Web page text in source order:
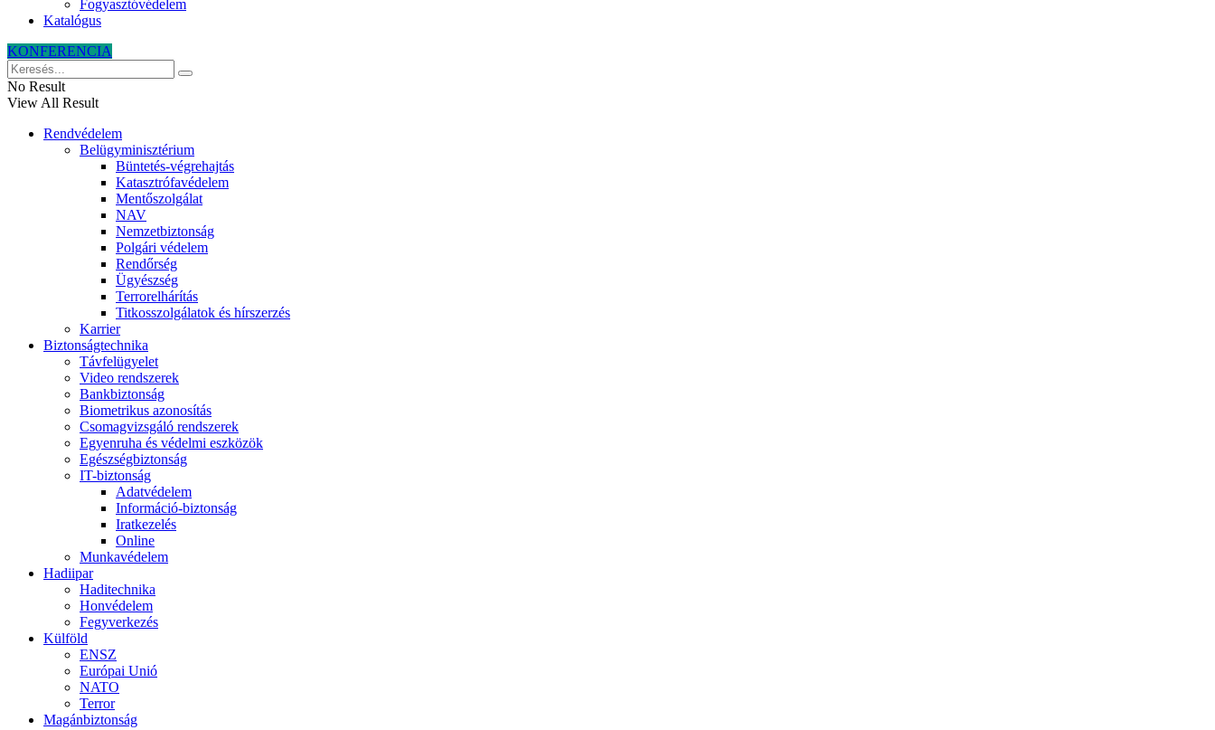
Fogyasztóvédelem
Katalógus
KONFERENCIA
No Result
View All Result
Rendvédelem
Belügyminisztérium
Büntetés-végrehajtás
Katasztrófavédelem
Mentőszolgálat
NAV
Nemzetbiztonság
Polgári védelem
Rendőrség
Ügyészség
Terrorelhárítás
Titkosszolgálatok és hírszerzés
Karrier
Biztonságtechnika
Távfelügyelet
Video rendszerek
Bankbiztonság
Biometrikus azonosítás
Csomagvizsgáló rendszerek
Egyenruha és védelmi eszközök
Egészségbiztonság
IT-biztonság
Adatvédelem
Információ-biztonság
Iratkezelés
Online
Munkavédelem
Hadiipar
Haditechnika
Honvédelem
Fegyverkezés
Külföld
ENSZ
Európai Unió
NATO
Terror
Magánbiztonság